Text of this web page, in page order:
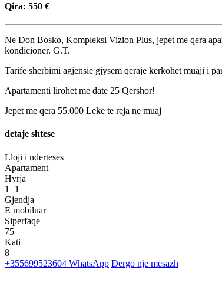
Qira: 550 €
Ne Don Bosko, Kompleksi Vizion Plus, jepet me qera
kondicioner. G.T.
Tarife sherbimi agjensie gjysem qeraje kerkohet muaji i
Apartamenti lirohet me date 25 Qershor!
Jepet me qera 55.000 Leke te reja ne muaj
detaje shtese
Lloji i nderteses
Apartament
Hyrja
1+1
Gjendja
E mobiluar
Siperfaqe
75
Kati
8
+355699523604 WhatsApp Dergo nje mesazh